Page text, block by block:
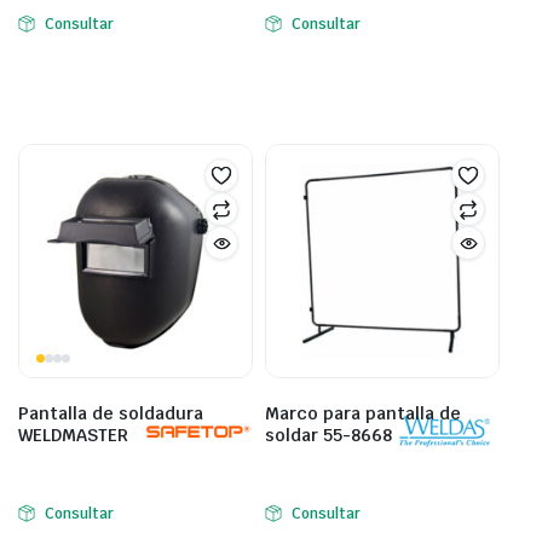
Consultar Consultar
Pantalla de soldadura
WELDMASTER
Consultar
Marco para pantalla de
soldar 55-8668
Consultar